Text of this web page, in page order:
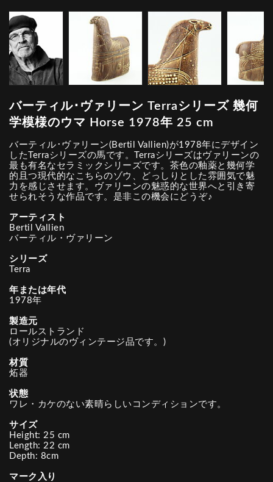
バーティル･ヴァリーン Terraシリーズ 幾何
学模様のウマ Horse 1978年 25 cm
バーティル･ヴァリーン(Bertil Vallien)が1978年にデザイン
したTerraシリーズの馬です。Terraシリーズはヴァリーンの
最も有名なセラミックシリーズです。茶色の釉薬と幾何学
的且つ現代的なこちらのゾウ、どっしりとした雰囲気で魅
力を感じさせます。ヴァリーンの魅惑的な世界へと引き寄
せられそうな作品です。是非この機会にどうぞ♪
アーティスト
Bertil Vallien
バーティル・ヴァリーン
シリーズ
Terra
年または年代
1978年
製造元
ロールストランド
(オリジナルのヴィンテージ品です。)
材質
炻器
状態
ワレ・カケのない素晴らしいコンディションです。
サイズ
Height: 25 cm
Length: 22 cm
Depth: 8cm
マーク入り